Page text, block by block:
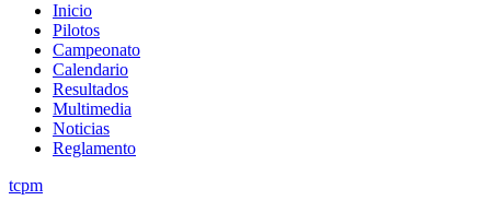
Inicio
Pilotos
Campeonato
Calendario
Resultados
Multimedia
Noticias
Reglamento
tcpm